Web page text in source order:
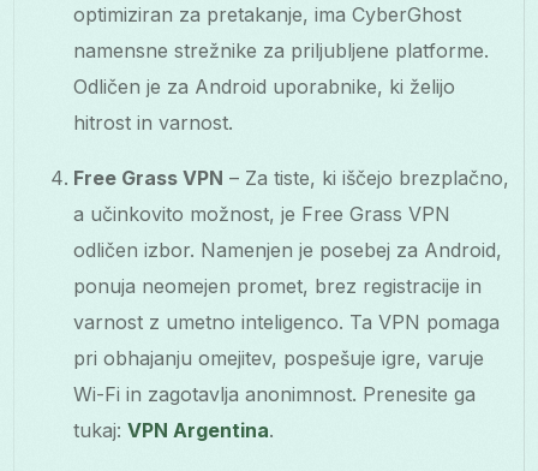
optimiziran za pretakanje, ima CyberGhost
namensne strežnike za priljubljene platforme.
Odličen je za Android uporabnike, ki želijo
hitrost in varnost.
Free Grass VPN – Za tiste, ki iščejo brezplačno,
a učinkovito možnost, je Free Grass VPN
odličen izbor. Namenjen je posebej za Android,
ponuja neomejen promet, brez registracije in
varnost z umetno inteligenco. Ta VPN pomaga
pri obhajanju omejitev, pospešuje igre, varuje
Wi-Fi in zagotavlja anonimnost. Prenesite ga
tukaj:VPN Argentina.